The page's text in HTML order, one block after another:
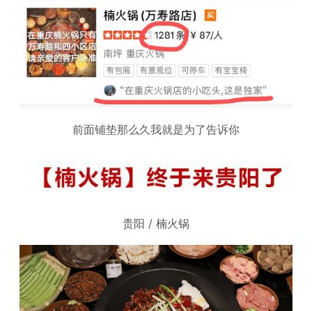
前面铺垫那么久我就是为了告诉你
贵阳 / 楠火锅